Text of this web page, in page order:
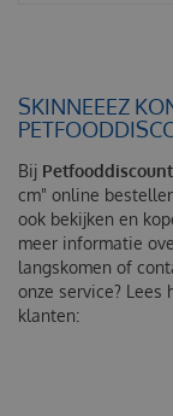
SKINNEEEZ
Bij
cm" online
ook bekijken en
meer informatie
langskomen of
onze service?
klanten: